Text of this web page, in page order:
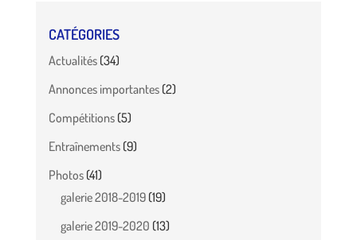
CATÉGORIES
Actualités(34)
Annonces importantes(2)
Compétitions(5)
Entraînements(9)
Photos(41)
galerie 2018-2019(19)
galerie 2019-2020 (13)